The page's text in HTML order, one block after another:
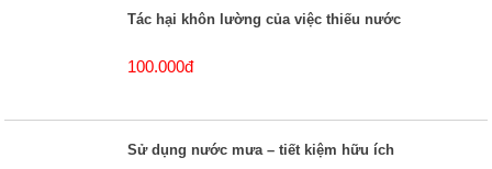
Tác hại khôn lường của việc thiếu nước
100.000đ
Sử dụng nước mưa – tiết kiệm hữu ích